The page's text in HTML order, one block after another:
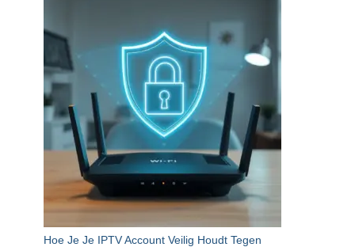
Hoe Je Je IPTV Account Veilig Houdt Tegen